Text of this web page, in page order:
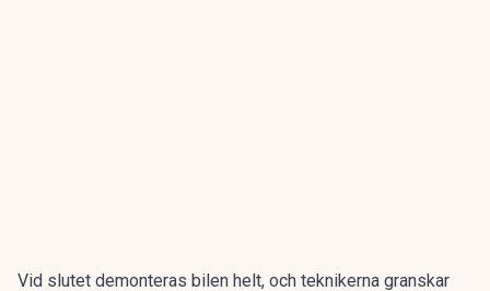
Vid slutet demonteras bilen helt, och teknikerna granskar